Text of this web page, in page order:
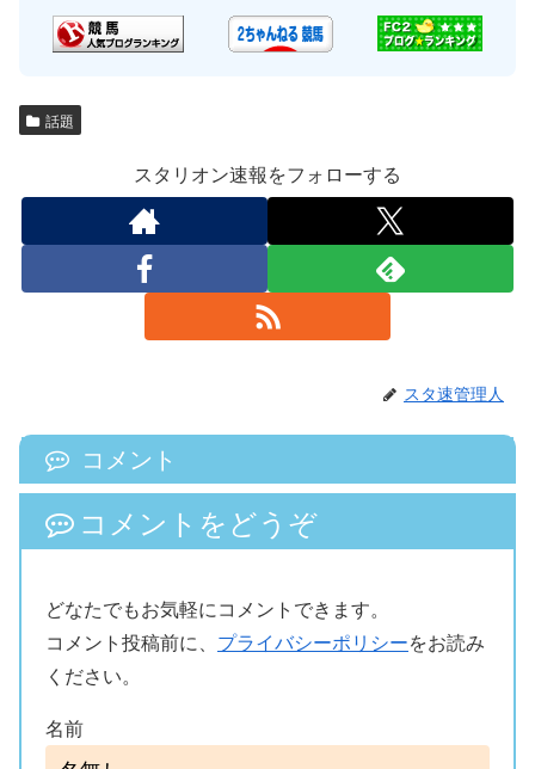
話題
スタリオン速報をフォローする
スタ速管理人
コメント
コメントをどうぞ
どなたでもお気軽にコメントできます。
コメント投稿前に、 プライバシーポリシーをお読み
ください。
名前